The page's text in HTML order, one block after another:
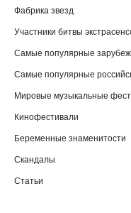
Фабрика звезд
Участники битвы
Самые популярные
Самые популярные
Мировые музыкальные
Кинофестивали
Беременные знаменитости
Скандалы
Статьи